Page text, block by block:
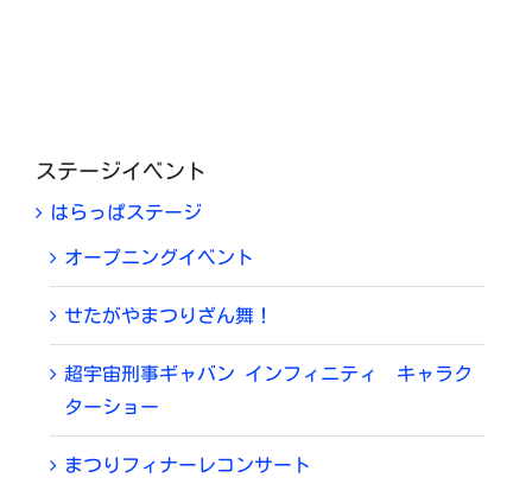
ステージイベント
はらっぱステージ
オープニングイベント
せたがやまつりざん舞！
超宇宙刑事ギャバン インフィニティ キャラク
ターショー
まつりフィナーレコンサート